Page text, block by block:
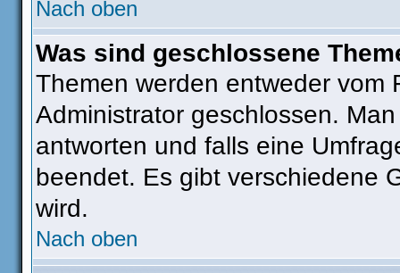
Nach oben
Was sind geschlossene
Themen werden entweder vom
Administrator geschlossen.
antworten und falls eine
beendet. Es gibt verschiedene
wird.
Nach oben